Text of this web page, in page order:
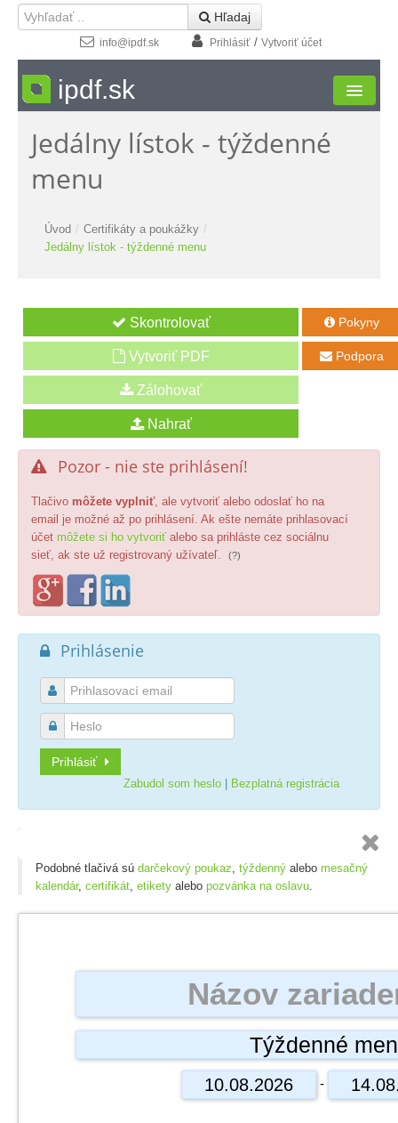
 Hľadaj
info@ipdf.sk Prihlásiť/ Vytvoriť účet
ipdf.sk
Formuláre
Moja zóna
Návody
Jedálny lístok - týždenné
menu
Úvod / Certifikáty a poukážky /
Jedálny lístok - týždenné menu
Vytvoriť PDF
 Pokyny
 Podpora
 Pozor - nie ste prihlásení!
Tlačivo môžete vyplniť, ale vytvoriť alebo odoslať ho na
email je možné až po prihlásení. Ak ešte nemáte prihlasovací
účet môžete si ho vytvoriť alebo sa prihláste cez sociálnu
sieť, ak ste už registrovaný užívateľ.
(?)
 Prihlásenie


Prihlásiť
Zabudol som heslo Bezplatná registrácia

Podobné tlačivá sú darčekový poukaz, týždenný alebo mesačný
kalendár, certifikát, etikety alebo pozvánka na oslavu.
-